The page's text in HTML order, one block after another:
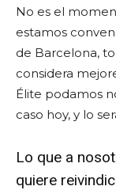
No es el
estamos
de Barcelona,
considera
Élite podamos
caso hoy, y lo
Lo que a
quiere